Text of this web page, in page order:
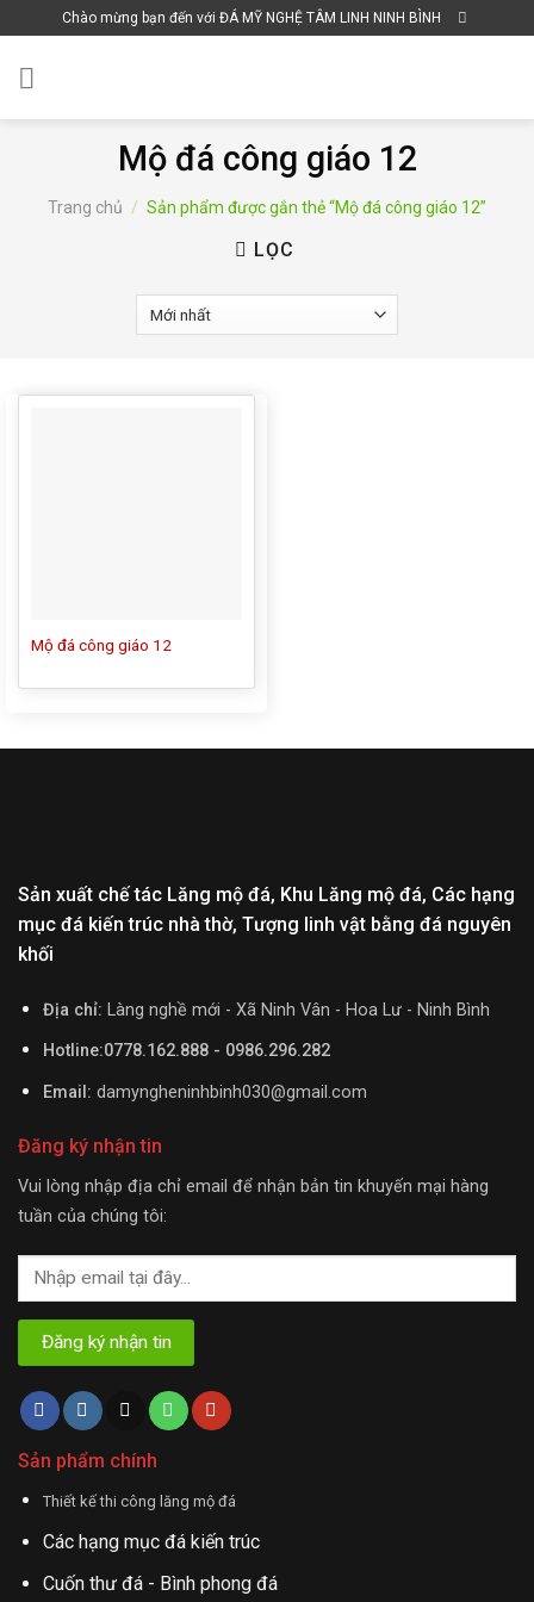
to
content
Chào mừng bạn đến với ĐÁ MỸ NGHỆ TÂM LINH NINH BÌNH
Mộ đá công giáo 12
Trang chủ / Sản phẩm được gắn thẻ “Mộ đá công giáo 12”
LỌC
Mộ đá công giáo 12
Sản xuất chế tác Lăng mộ đá, Khu Lăng mộ đá, Các hạng
mục đá kiến trúc nhà thờ, Tượng linh vật bằng đá nguyên
khối
Địa chỉ: Làng nghề mới - Xã Ninh Vân - Hoa Lư - Ninh Bình
Hotline:0778.162.888 - 0986.296.282
Email: damyngheninhbinh030@gmail.com
Đăng ký nhận tin
Vui lòng nhập địa chỉ email để nhận bản tin khuyến mại hàng
tuần của chúng tôi:
Sản phẩm chính
Thiết kế thi công lăng mộ đá
Các hạng mục đá kiến trúc
Cuốn thư đá - Bình phong đá